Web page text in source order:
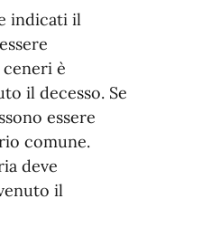
indicati il
è
il decesso. Se
essere
comune.
deve
il